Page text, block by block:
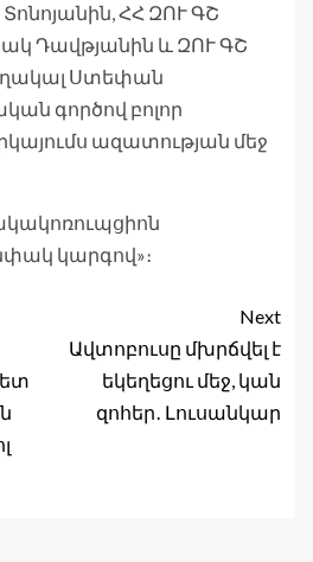
ՀՀ ԶՈՒ ԳՇ
Դավթյանին և ԶՈՒ ԳՇ
Ստեփան
գործով բոլոր
ազատության մեջ
կարգով»։
Next
Ավտոբուսը մխրճվել է
եկեղեցու մեջ, կան
զոհեր․ Լուսանկար